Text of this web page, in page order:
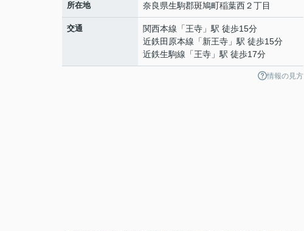
所在地 奈良県生駒郡斑鳩町稲葉西２丁目
交通 関西本線 「王寺 」駅 徒歩15分
近鉄田原本線 「新王寺 」駅 徒歩15分
近鉄生駒線 「王寺 」駅 徒歩17分
情報の見方